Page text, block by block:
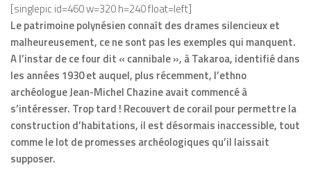
[singlepic id=460 w=320 h=240 float=left]
Le patrimoine polynésien connaît des drames silencieux et
malheureusement, ce ne sont pas les exemples qui manquent.
A l’instar de ce four dit « cannibale », à Takaroa, identifié dans
les années 1930 et auquel, plus récemment, l’ethno
archéologue Jean-Michel Chazine avait commencé à
s’intéresser. Trop tard ! Recouvert de corail pour permettre la
construction d’habitations, il est désormais inaccessible, tout
comme le lot de promesses archéologiques qu’il laissait
supposer.